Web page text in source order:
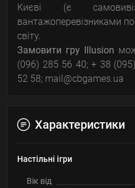
Києві (є
вантажоперевізниками
світу.
Замовити гру Illusion
(096) 285 56 40; + 38
52 58; mail@cbgames.ua
Характеристики
Настільні ігри
Вік від